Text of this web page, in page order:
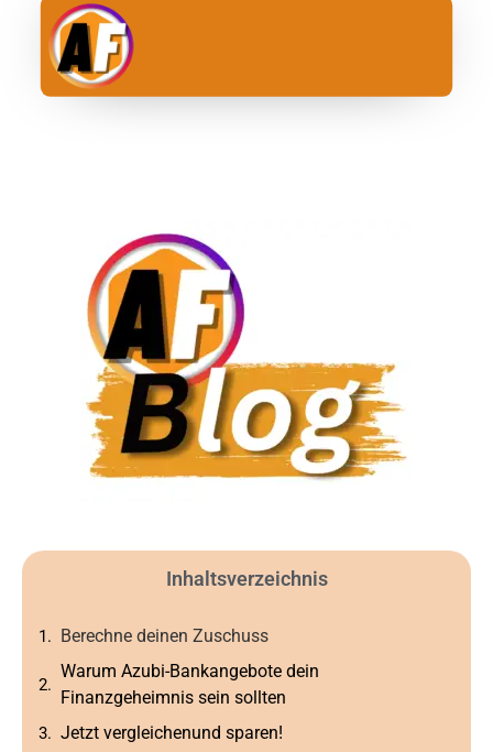
Inhaltsverzeichnis
Berechne deinen Zuschuss
Warum Azubi-Bankangebote dein
Finanzgeheimnis sein sollten
Jetzt vergleichenund sparen!